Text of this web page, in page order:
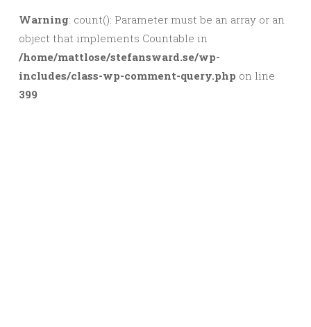
Warning: count(): Parameter must be an array or an
object that implements Countable in
/home/mattlose/stefansward.se/wp-
includes/class-wp-comment-query.php on line
399